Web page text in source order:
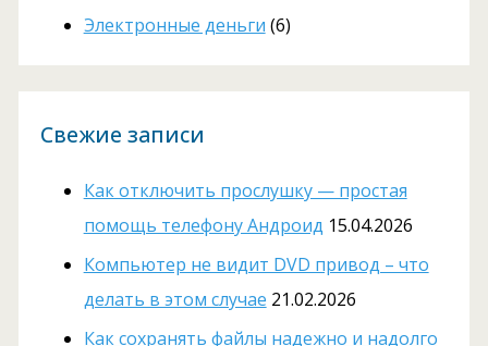
Электронные деньги (6)
Свежие записи
Как отключить прослушку — простая
помощь телефону Андроид 15.04.2026
Компьютер не видит DVD привод – что
делать в этом случае 21.02.2026
Как сохранять файлы надежно и надолго